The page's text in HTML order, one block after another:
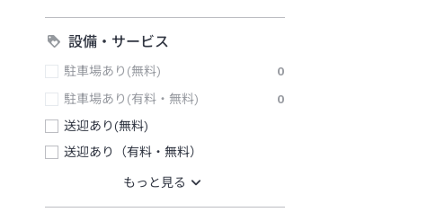
設備・サービス
駐車場あり(無料)
0
駐車場あり(有料・無料)
0
送迎あり(無料)
送迎あり（有料・無料）